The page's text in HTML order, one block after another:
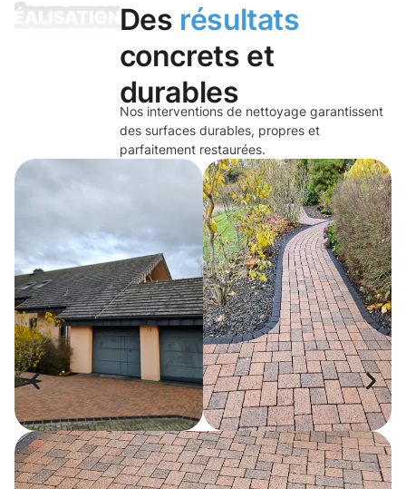
Des résultats
concrets et
durables
Nos interventions de nettoyage garantissent
des surfaces durables, propres et
parfaitement restaurées.